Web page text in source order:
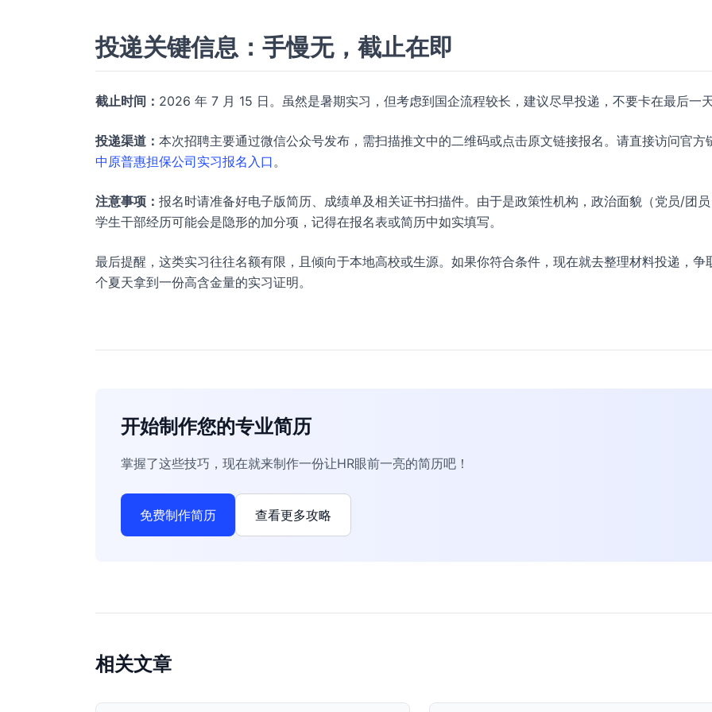
投递关键信息：手慢无，截止在即
截止时间： 2026 年 7 月 15 日。虽然是暑期实习，但考虑到国企流程较长，建议尽早投递，不要卡在最后一天
投递渠道： 本次招聘主要通过微信公众号发布，需扫描推文中的二维码或点击原文链接报名。请直接访问官方
中原普惠担保公司实习报名入口。
注意事项： 报名时请准备好电子版简历、成绩单及相关证书扫描件。由于是政策性机构，政治面貌（党员/团
学生干部经历可能会是隐形的加分项，记得在报名表或简历中如实填写。
最后提醒，这类实习往往名额有限，且倾向于本地高校或生源。如果你符合条件，现在就去整理材料投递，争
个夏天拿到一份高含金量的实习证明。
开始制作您的专业简历
掌握了这些技巧，现在就来制作一份让HR眼前一亮的简历吧！
免费制作简历 查看更多攻略
相关文章